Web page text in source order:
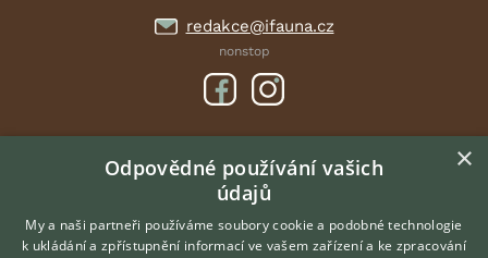
redakce@ifauna.cz
nonstop
DOMOVSKÁ STRÁNKA
INZERCE
DISKUSE
ČLÁNKY
×
Odpovědné používání vašich
údajů
My a naši partneři používáme soubory cookie a podobné technologie
k ukládání a zpřístupnění informací ve vašem zařízení a ke zpracování